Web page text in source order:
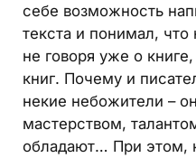
себе возможность
текста и понимал,
не говоря уже о
книг. Почему и
некие небожители –
мастерством,
обладают… При этом,